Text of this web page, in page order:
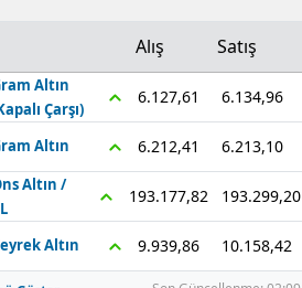
Alış Satış
Altın
Çarşı)
6.127,61 6.134,96
Altın 6.212,41 6.213,10
Altın /
193.177,82 193.299,20
Altın 9.939,86 10.158,42